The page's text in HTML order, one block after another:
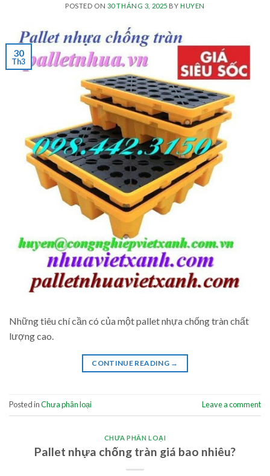
POSTED ON 30 THÁNG 3, 2025 BY HUYEN
30
Th3
Những tiêu chí cần có của một pallet nhựa chống tràn chất
lượng cao.
CONTINUE READING →
Posted inChưa phân loại Leave a comment
CHƯA PHÂN LOẠI
Pallet nhựa chống tràn giá bao nhiêu?